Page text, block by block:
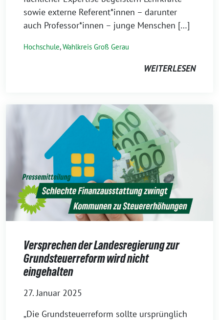
sowie externe Referent*innen – darunter
auch Professor*innen – junge Menschen […]
Hochschule,Wahlkreis Groß Gerau
WEITERLESEN
Versprechen der Landesregierung zur
Grundsteuerreform wird nicht
eingehalten
27. Januar 2025
„Die Grundsteuerreform sollte ursprünglich